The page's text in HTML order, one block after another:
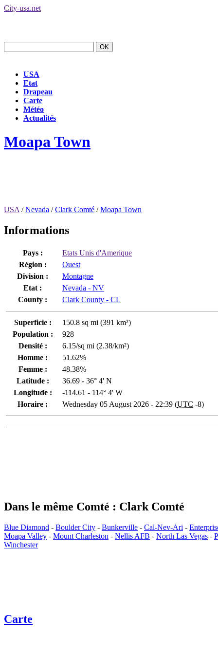
City-usa.net
USA
Etat
Drapeau
Carte
Météo
Actualités
Moapa Town
USA /Nevada /Clark Comté /Moapa Town
Informations
Pays :
Etats Unis d'Amerique
Région :
Ouest
Division :
Montagne
Etat :
Nevada - NV
County :
Clark County - CL
Superficie :
150.8 sq mi (391 km²)
Population :
928
Densité :
6.15/sq mi (2.38/km²)
Homme :
51.62%
Femme :
48.38%
Latitude :
36.69 - 36° 4' N
Longitude :
-114.61 - 114° 4' W
Horaire :
Wednesday 05 August 2026 - 22:39 (UTC -8)
Dans le même Comté : Clark Comté
Blue Diamond - Boulder City - Bunkerville - Cal-Nev-Ari -
Moapa Valley - Mount Charleston - Nellis AFB - North Las Vegas -
Winchester
Carte